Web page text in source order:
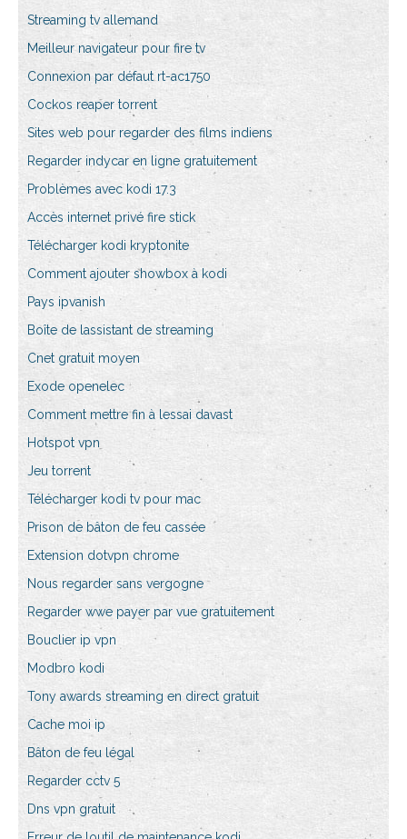
Streaming tv allemand
Meilleur navigateur pour fire tv
Connexion par défaut rt-ac1750
Cockos reaper torrent
Sites web pour regarder des films indiens
Regarder indycar en ligne gratuitement
Problèmes avec kodi 17.3
Accès internet privé fire stick
Télécharger kodi kryptonite
Comment ajouter showbox à kodi
Pays ipvanish
Boîte de lassistant de streaming
Cnet gratuit moyen
Exode openelec
Comment mettre fin à lessai davast
Hotspot vpn
Jeu torrent
Télécharger kodi tv pour mac
Prison de bâton de feu cassée
Extension dotvpn chrome
Nous regarder sans vergogne
Regarder wwe payer par vue gratuitement
Bouclier ip vpn
Modbro kodi
Tony awards streaming en direct gratuit
Cache moi ip
Bâton de feu légal
Regarder cctv 5
Dns vpn gratuit